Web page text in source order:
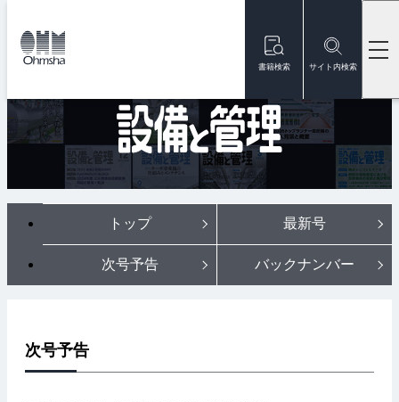
書籍検索 サイト内検索
トップ
トップ 最新号
次号予告 バックナンバー
次号予告